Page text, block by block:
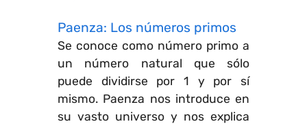
Paenza: Los números primos
Se conoce como número primo a
un número natural que sólo
puede dividirse por 1 y por sí
mismo. Paenza nos introduce en
su vasto universo y nos explica